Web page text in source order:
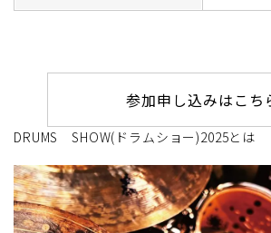
参加申し込みはこち
DRUMS SHOW(ドラムショー)2025とは